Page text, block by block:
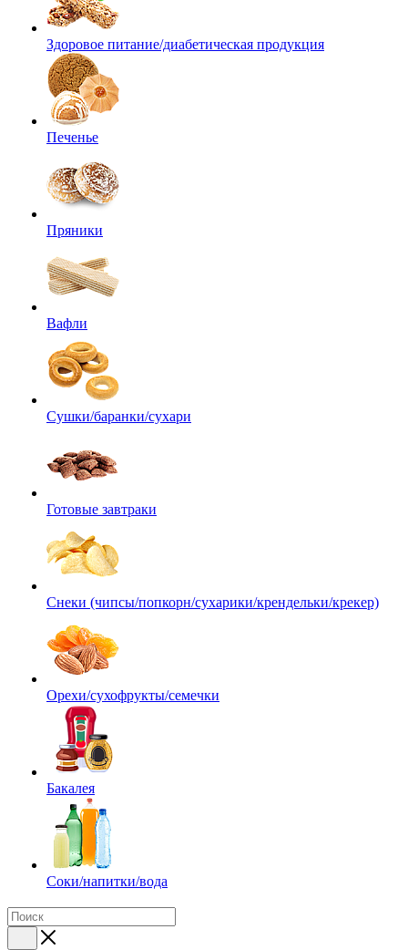
Здоровое питание/диабетическая продукция
Печенье
Пряники
Вафли
Сушки/баранки/сухари
Готовые завтраки
Снеки (чипсы/попкорн/сухарики/крендельки/крекер)
Орехи/сухофрукты/семечки
Бакалея
Соки/напитки/вода